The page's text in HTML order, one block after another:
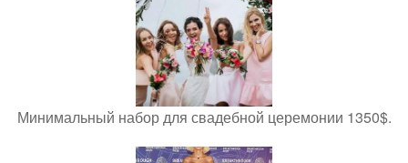
Минимальный набор для свадебной церемонии 1350$.